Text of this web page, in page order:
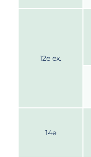
12e ex.
14e